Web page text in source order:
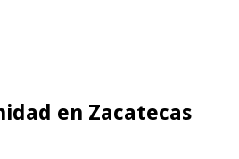
en Zacatecas